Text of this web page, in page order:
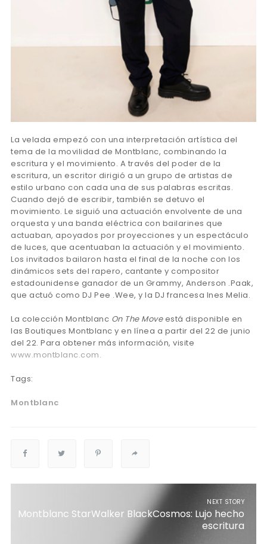
La velada empezó con una interpretación artística del
tema de la movilidad de Montblanc, combinando la
escritura y el movimiento. A través del poder de la
escritura, un escritor dirigió a un grupo de artistas de
estilo urbano con cada una de sus palabras escritas.
Cuando dejó de escribir, también se detuvo el
movimiento. Le siguió una actuación envolvente de una
orquesta y una banda eléctrica con bailarines que
actuaban, apoyados por proyecciones y un espectáculo
de luces, que acentuaban la actuación y el movimiento.
Los invitados bailaron hasta el final de la noche con los
dinámicos sets del rapero, cantante y compositor
estadounidense ganador de un Grammy, Anderson .Paak,
que actuó como DJ Pee .Wee, y la DJ francesa Ines Melia.
La colección Montblanc On The Moveestá disponible en
las Boutiques Montblanc y en línea a partir del 22 de junio
del 22. Para obtener más información, visite
www.montblanc.com.
Tags:
Montblanc
NEXT STORY
Montblanc StarWalker BlackCosmos: Lujo hecho
escritura